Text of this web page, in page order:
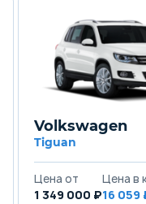
Volkswagen
Tiguan
Цена от
1 349 000 ₽
Цена в
16